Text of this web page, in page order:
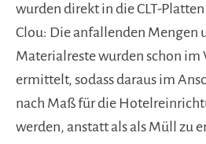
wurden direkt in die CLT-
Clou: Die anfallenden Mengen
Materialreste wurden schon im
ermittelt, sodass daraus im
nach Maß für die
werden, anstatt als als Müll zu